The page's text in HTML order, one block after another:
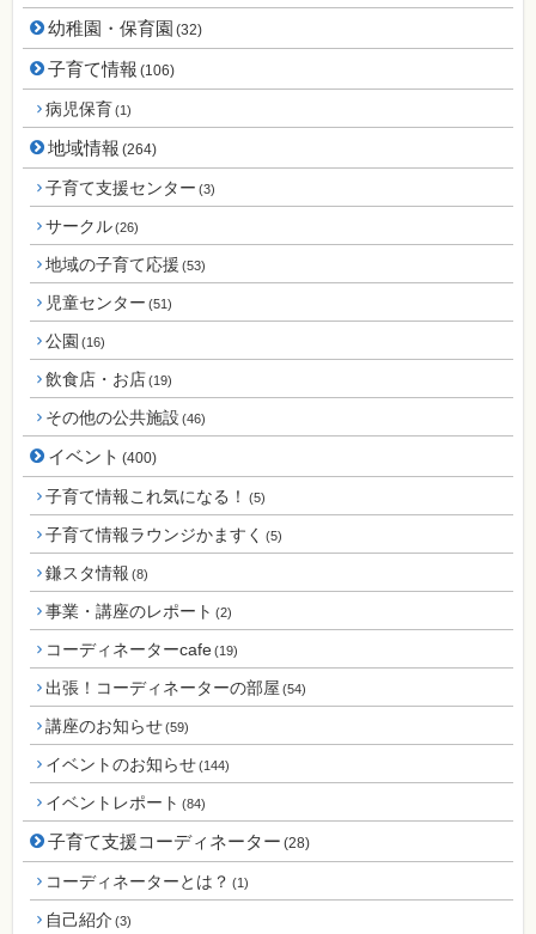
幼稚園・保育園 (32)
子育て情報 (106)
病児保育(1)
地域情報 (264)
子育て支援センター (3)
サークル(26)
地域の子育て応援 (53)
児童センター (51)
公園 (16)
飲食店・お店(19)
その他の公共施設 (46)
イベント (400)
子育て情報これ気になる！ (5)
子育て情報ラウンジかますく (5)
鎌スタ情報 (8)
事業・講座のレポート (2)
コーディネーターcafe(19)
出張！コーディネーターの部屋 (54)
講座のお知らせ(59)
イベントのお知らせ(144)
イベントレポート (84)
子育て支援コーディネーター (28)
コーディネーターとは？ (1)
自己紹介 (3)